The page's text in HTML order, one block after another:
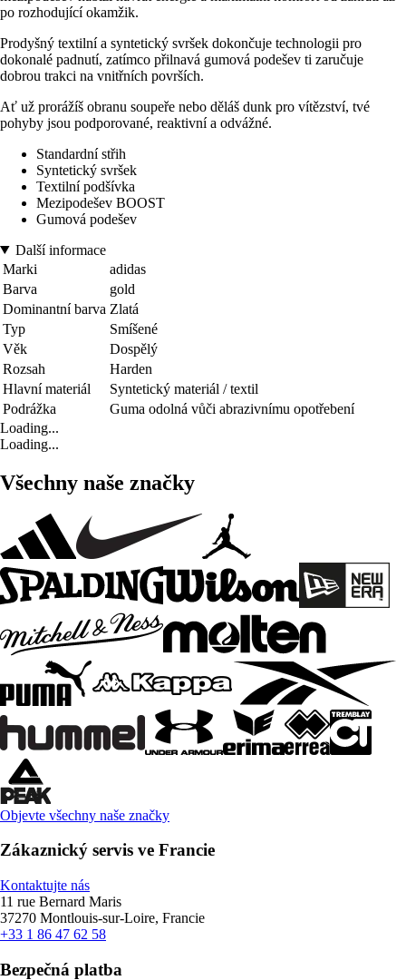
po rozhodující okamžik.
Prodyšný textilní a syntetický svršek dokončuje technologii pro
dokonalé padnutí, zatímco přilnavá gumová podešev ti zaručuje
dobrou trakci na vnitřních površích.
Ať už prorážíš obranu soupeře nebo děláš dunk pro vítězství, tvé
pohyby jsou podporované, reaktivní a odvážné.
Standardní střih
Syntetický svršek
Textilní podšívka
Mezipodešev BOOST
Gumová podešev
Další informace
Marki
adidas
Barva
gold
Dominantní barva Zlatá
Typ
Smíšené
Věk
Dospělý
Rozsah
Harden
Hlavní materiál
Syntetický materiál / textil
Podrážka
Guma odolná vůči abrazivnímu opotřebení
Loading...
Loading...
Všechny naše značky
Objevte všechny naše značky
Zákaznický servis ve Francie
Kontaktujte nás
11 rue Bernard Maris
37270 Montlouis-sur-Loire, Francie
+33 1 86 47 62 58
Bezpečná platba